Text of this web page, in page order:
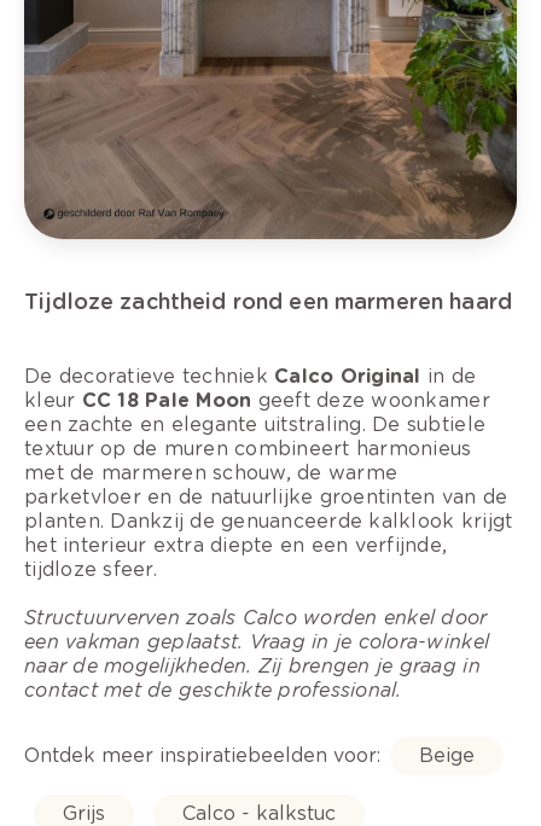
Tijdloze zachtheid rond een marmeren haard
De decoratieve techniek Calco Original in de
kleur CC 18 Pale Moon geeft deze woonkamer
een zachte en elegante uitstraling. De subtiele
textuur op de muren combineert harmonieus
met de marmeren schouw, de warme
parketvloer en de natuurlijke groentinten van de
planten. Dankzij de genuanceerde kalklook krijgt
het interieur extra diepte en een verfijnde,
tijdloze sfeer.
Structuurverven zoals Calco worden enkel door
een vakman geplaatst. Vraag in je colora-winkel
naar de mogelijkheden. Zij brengen je graag in
contact met de geschikte professional.
Ontdek meer inspiratiebeelden voor: Beige
Grijs Calco - kalkstuc